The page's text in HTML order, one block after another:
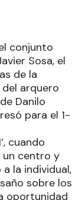
conjunto
Sosa, el
de la
arquero
Danilo
para el 1-
cuando
un centro y
la individual,
sobre los
oportunidad